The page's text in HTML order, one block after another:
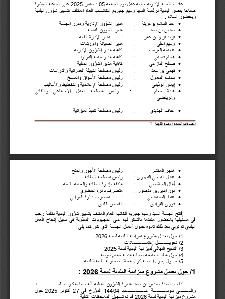
إمضاءات السادة أعضاء اللجنة:
1
عقدت
اللجنة الإداریة جلسة عمل یوم الجمعة 05 دیسمبر 2025 على الساعة
العاشرة
صباحا
بقصر البلدیة برئاسة السید وسیم جقیریم الكاتــــب العام المكلف بتسییر شؤون
البلدیة
وبحضور السادة :

عبد السلام بوعوینة :
مدیر الشؤون الإداریة ومقرر الجلسة

سندس بن سعد :
مدیر الشؤون المالیة

فرید فرج بن عمر :
مدیر الإدارة الفنیة

وسیم القلي :
مدیر الصیانة والورشات

عجمیة العریف :
كاھیة مدیر الشؤون الإداریة

ھشام قاسمي :
كاھیة مدیر تنمیة الموارد

صالح الفازعي :
كاھیة مدیر الشؤون المالیة

فھمي بن سعد :
رئیس مصلحة التھیئة العمرانیة والدراسات

بلقاسم المعلول :
رئیس مصلحة الأسواق والمسلخ

إیمان الوذیني :
رئیس مصلحة الإعلامیة والتخطیط والأسالیب

ھندة جغام : رئیس مصلحة العمل الإجتماعي
والثقافي
والریاضي
 عفاف الجدیدي : رئیس مصلحة تنفیذ المیزانیة
 ھاجر المكشر :
رئیس مصلحة الأجور والمنح

عادل المنجي المھیري :
رئیس مصلحة النظافة

أمال الجلاصي :
مكلفة بإدارة النظافة والعنایة بالبیئة

نور الدین بن منصور :
متصرف دائرة القنطاوي

عماد الصمادحي :
متصرف دائرة الغرابي

فوزي الفرادي :
القابض البلدي
إفتتح
الجلسة السید وسیم جقیریم الكاتب العام المكلف بتسییر شؤون البلدیة بكلمة
رحب
في
مستھلھا بالحضور متقدما بالشكر لھم على المجھودات المبذولة في سبیل إنجاح
العمل
البلدي ثم تولى بعد ذلك تلاوة جدول أعمال الجلسة الذي كان كما یلي :
1/ حول تعدیل مشروع میزانیة البلدیة لسنة
2026
2/ تحویــــــــــل إعتمــــــــــــادات
3/ التنقیح النھائي لمیزانیة البلدیة لسنة
2025
4/ حول مطلب جمعیة صیانة مدینة حمام سوسة
5/ حـــول إجراءات بتة كراء محلات تجاریة تابعة للبلدیة
1
/ حول تعدیل مشروع میزانیة البلدیة لسنة 2026
:
أفادت السیدة سندس بن سعد مدیرة الشؤون المالیة أنّھ تبعا لمكتوب
السیـــــــــــــــــد
والــــــــــي
سوســـــــــــة عــــــــــــــــــدد 14404 المؤرخ في 27 أكتوبر 2025 حول
مشروع میزانیة البلدیة لسنة
2026 قد تم تسجیل الملاحظات التالیة :